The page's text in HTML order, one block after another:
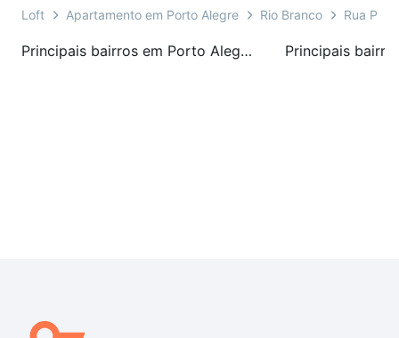
Loft Apartamento em Porto Alegre Rio Branco Rua
Principais bairros em Porto Alegre, RS